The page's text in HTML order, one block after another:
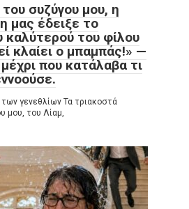
συζύγου μου, η
μας έδειξε το
καλύτερού του φίλου
κλαίει ο μπαμπάς!» —
που κατάλαβα τι
γενεθλίων Τα τριακοστά
μου, του Λίαμ,